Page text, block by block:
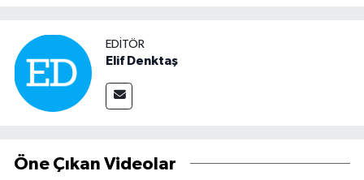
EDITÖR
Elif Denktaş
Öne Çıkan Videolar